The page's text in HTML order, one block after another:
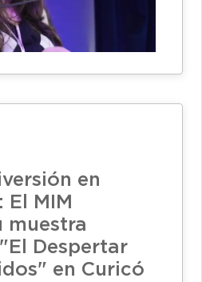
en
El MIM
muestra
Despertar
en Curicó